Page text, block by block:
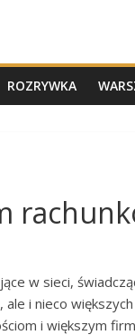
ROZRYWKA
w sieci,
i nieco
i większym